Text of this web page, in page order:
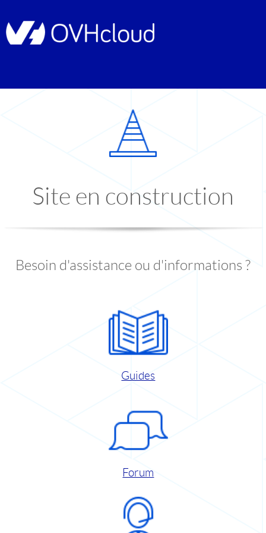
Site en construction
Besoin d'assistance ou d'informations ?
Guides
Forum